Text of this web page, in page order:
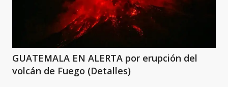
GUATEMALA EN ALERTA por erupción del
volcán de Fuego (Detalles)